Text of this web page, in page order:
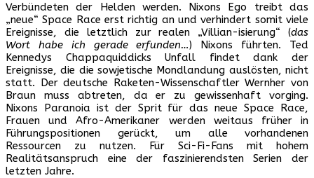
Verbündeten der Helden werden. Nixons Ego treibt das
„neue“ Space Race erst richtig an und verhindert somit viele
Ereignisse, die letztlich zur realen „Villian-isierung“ (das
Wort habe ich gerade erfunden…) Nixons führten. Ted
Kennedys Chappaquiddicks Unfall findet dank der
Ereignisse, die die sowjetische Mondlandung auslösten, nicht
statt. Der deutsche Raketen-Wissenschaftler Wernher von
Braun muss abtreten, da er zu gewissenhaft vorging.
Nixons Paranoia ist der Sprit für das neue Space Race,
Frauen und Afro-Amerikaner werden weitaus früher in
Führungspositionen gerückt, um alle vorhandenen
Ressourcen zu nutzen. Für Sci-Fi-Fans mit hohem
Realitätsanspruch eine der faszinierendsten Serien der
letzten Jahre.